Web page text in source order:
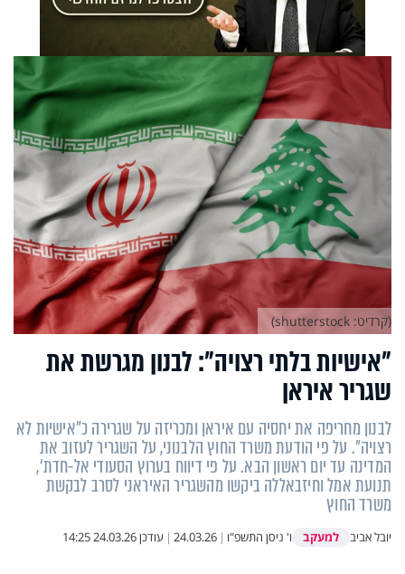
"אישיות בלתי רצויה": לבנון מגרשת את
שגריר איראן
לבנון מחריפה את יחסיה עם איראן ומכריזה על שגרירה כ"אישיות לא
רצויה". על פי הודעת משרד החוץ הלבנוני, על השגריר לעזוב את
המדינה עד יום ראשון הבא. על פי דיווח בערוץ הסעודי אל-חדת‘,
תנועת אמל וחיזבאללה ביקשו מהשגריר האיראני לסרב לבקשת
משרד החוץ
יובל אביב למעקב ו' ניסן התשפ"ו |
24.03.26
| עודכן24.03.26 14:25
(קרדיט: shutterstock)